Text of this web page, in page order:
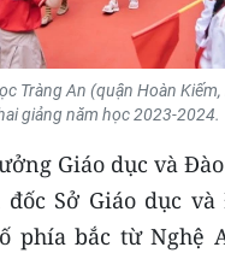
NGHỆ
TIN
Tràng An (quận Hoàn
giảng năm học 2023-2024.
Giáo dục và
Sở Giáo dục và
phía bắc từ Nghệ